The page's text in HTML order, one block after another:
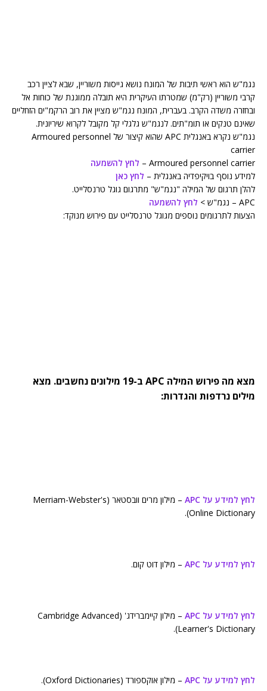
נגמ"ש הוא‏ ראשי תיבות של המונח נושא גייסות משוריין, שבא לציין רכב
קרבי משוריין (רק"מ) שמטרתו העיקרית היא תובלה ממוגנת של כוחות אל
ובחזרה משדה הקרב. בעברית, המונח נגמ"ש מציין את רוב הרקמ"ים הזחליים
שאינם טנקים או תומ"תים. לנגמ"ש גלגלי קל מקובל לקרוא שיריונית.
נגמ"ש נקרא באנגלית APC שהוא קיצור של Armoured personnel
carrier
Armoured personnel carrier –
לחץ להשמעה
למידע נוסף בויקיפדיה באנגלית – לחץ כאן
להלן תרגום של המילה "נגמ"ש" מתרגום גוגל טרנסלייט.
APC – נגמ"ש >
לחץ להשמעה
הצעות לתרגומים נוספים מגוגל טרנסלייט עם פירוש מנוקד:
מצא מה פירוש המילה APC ב-19 מילונים נחשבים. מצא
מילים נרדפות והגדרות:
לחץ למידע על APC
– מילון מרים וובסטאר (Merriam-Webster's
Online Dictionary).
לחץ למידע על APC – מילון דוט קום.
לחץ למידע על APC
– מילון קיימברידג' (Cambridge Advanced
Learner's Dictionary).
לחץ למידע על APC – מילון אוקספורד (Oxford Dictionaries).